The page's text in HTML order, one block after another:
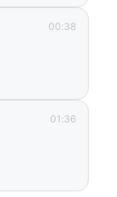
00:38
01:36